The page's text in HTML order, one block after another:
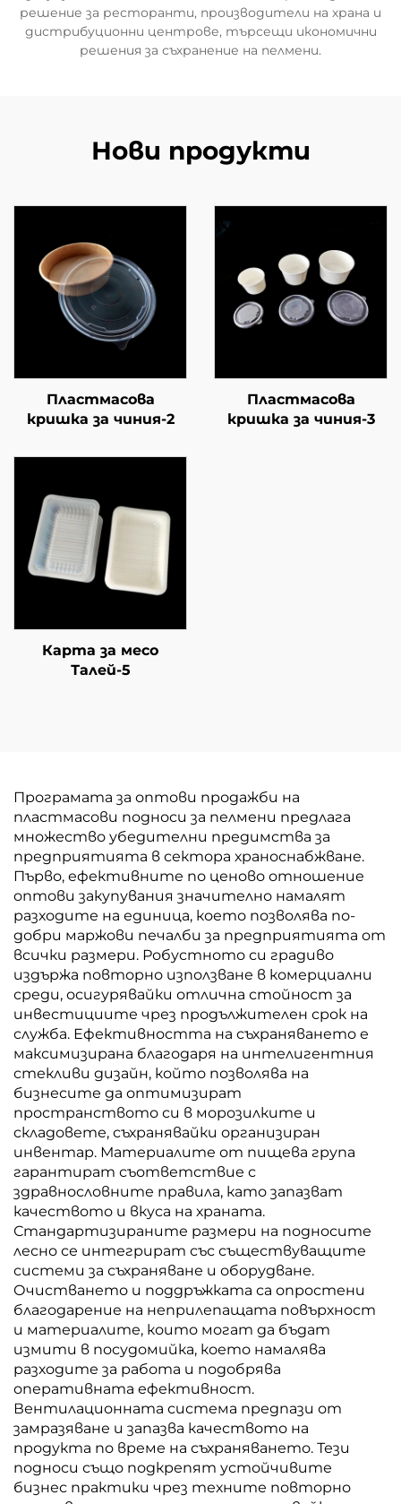
решение за ресторанти, производители на храна и
дистрибуционни центрове, търсещи икономични
решения за съхранение на пелмени.
Нови продукти
Пластмасова
кришка за чиния-2
Пластмасова
кришка за чиния-3
Карта за месо
Талей-5
Програмата за оптови продажби на
пластмасови подноси за пелмени предлага
множество убедителни предимства за
предприятията в сектора храноснабжване.
Първо, ефективните по ценово отношение
оптови закупувания значително намалят
разходите на единица, което позволява по-
добри маржови печалби за предприятията от
всички размери. Робустното си градиво
издържа повторно използване в комерциални
среди, осигурявайки отлична стойност за
инвестициите чрез продължителен срок на
служба. Ефективността на съхраняването е
максимизирана благодаря на интелигентния
стекливи дизайн, който позволява на
бизнесите да оптимизират
пространството си в морозилките и
складовете, съхранявайки организиран
инвентар. Материалите от пищева група
гарантират съответствие с
здравнословните правила, като запазват
качеството и вкуса на храната.
Стандартизираните размери на подносите
лесно се интегрират със съществуващите
системи за съхраняване и оборудване.
Очистването и поддръжката са опростени
благодарение на неприлепащата повърхност
и материалите, които могат да бъдат
измити в посудомийка, което намалява
разходите за работа и подобрява
оперативната ефективност.
Вентилационната система предпази от
замразяване и запазва качеството на
продукта по време на съхраняването. Тези
подноси също подкрепят устойчивите
бизнес практики чрез техните повторно